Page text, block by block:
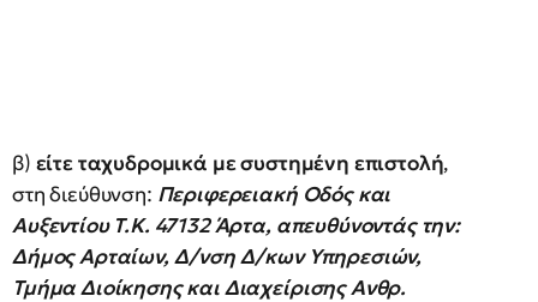
β) είτε ταχυδρομικά με συστημένη επιστολή,
στη διεύθυνση: Περιφερειακή Οδός και
Αυξεντίου Τ.Κ. 47132 Άρτα, απευθύνοντάς την:
Δήμος Αρταίων, Δ/νση Δ/κων Υπηρεσιών,
Τμήμα Διοίκησης και Διαχείρισης Ανθρ.